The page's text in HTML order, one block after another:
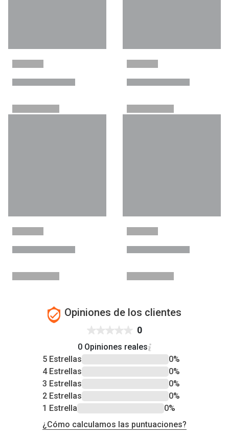
Opiniones de los clientes
0
0 Opiniones reales
5 Estrellas
0%
4 Estrellas
0%
3 Estrellas
0%
2 Estrellas
0%
1 Estrella
0%
¿Cómo calculamos las puntuaciones?